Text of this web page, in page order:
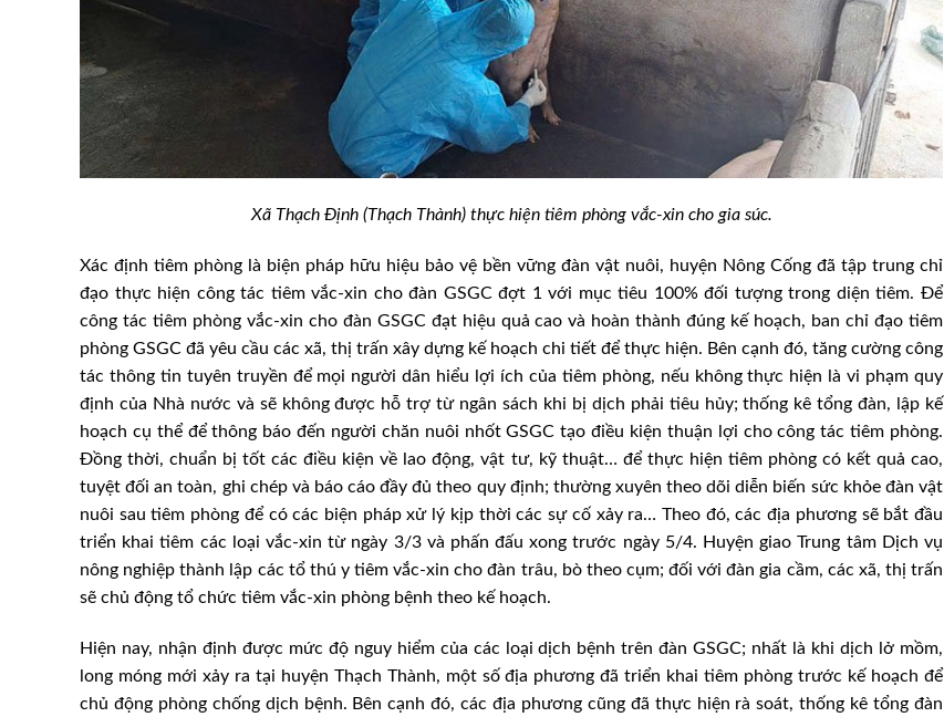
Xã Thạch Định (Thạch Thành) thực hiện tiêm phòng vắc-xin cho gia súc.
Xác định tiêm phòng là biện pháp hữu hiệu bảo vệ bền vững đàn vật nuôi, huyện Nông Cống đã tập trung chỉ
đạo thực hiện công tác tiêm vắc-xin cho đàn GSGC đợt 1 với mục tiêu 100% đối tượng trong diện tiêm. Để
công tác tiêm phòng vắc-xin cho đàn GSGC đạt hiệu quả cao và hoàn thành đúng kế hoạch, ban chỉ đạo tiêm
phòng GSGC đã yêu cầu các xã, thị trấn xây dựng kế hoạch chi tiết để thực hiện. Bên cạnh đó, tăng cường công
tác thông tin tuyên truyền để mọi người dân hiểu lợi ích của tiêm phòng, nếu không thực hiện là vi phạm quy
định của Nhà nước và sẽ không được hỗ trợ từ ngân sách khi bị dịch phải tiêu hủy; thống kê tổng đàn, lập kế
hoạch cụ thể để thông báo đến người chăn nuôi nhốt GSGC tạo điều kiện thuận lợi cho công tác tiêm phòng.
Đồng thời, chuẩn bị tốt các điều kiện về lao động, vật tư, kỹ thuật… để thực hiện tiêm phòng có kết quả cao,
tuyệt đối an toàn, ghi chép và báo cáo đầy đủ theo quy định; thường xuyên theo dõi diễn biến sức khỏe đàn vật
nuôi sau tiêm phòng để có các biện pháp xử lý kịp thời các sự cố xảy ra… Theo đó, các địa phương sẽ bắt đầu
triển khai tiêm các loại vắc-xin từ ngày 3/3 và phấn đấu xong trước ngày 5/4. Huyện giao Trung tâm Dịch vụ
nông nghiệp thành lập các tổ thú y tiêm vắc-xin cho đàn trâu, bò theo cụm; đối với đàn gia cầm, các xã, thị trấn
sẽ chủ động tổ chức tiêm vắc-xin phòng bệnh theo kế hoạch.
Hiện nay, nhận định được mức độ nguy hiểm của các loại dịch bệnh trên đàn GSGC; nhất là khi dịch lở mồm,
long móng mới xảy ra tại huyện Thạch Thành, một số địa phương đã triển khai tiêm phòng trước kế hoạch để
chủ động phòng chống dịch bệnh. Bên cạnh đó, các địa phương cũng đã thực hiện rà soát, thống kê tổng đàn
thêm tới 2.000 đồng
xuất chăn nuôi sau bão lũ